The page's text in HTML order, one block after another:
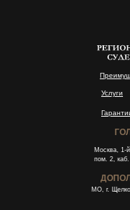
Москва, 1-
пом. 2,
МО, г.
Услуги